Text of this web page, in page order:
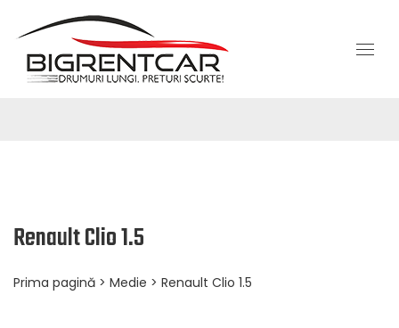
Renault Clio 1.5
Prima pagină > Medie > Renault Clio 1.5